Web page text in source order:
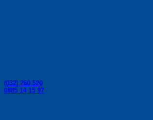
(032) 260 520
0885 14 15 97